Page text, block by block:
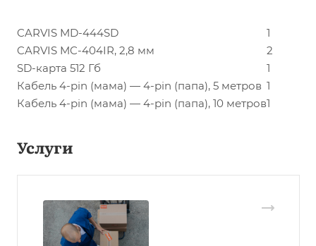
CARVIS MD-444SD
1
CARVIS MC-404IR, 2,8 мм
2
SD-карта 512 Гб
1
Кабель 4-pin (мама) — 4-pin (папа), 5 метров 1
Кабель 4-pin (мама) — 4-pin (папа), 10 метров1
Услуги